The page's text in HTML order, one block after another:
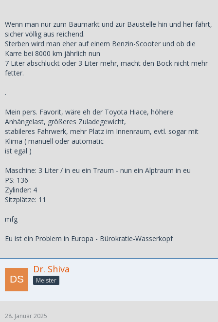
Wenn man nur zum Baumarkt und zur Baustelle hin und her fährt,
sicher völlig aus reichend.
Sterben wird man eher auf einem Benzin-Scooter und ob die
Karre bei 8000 km jährlich nun
7 Liter abschluckt oder 3 Liter mehr, macht den Bock nicht mehr
fetter.
.
Mein pers. Favorit, wäre eh der Toyota Hiace, höhere
Anhängelast, größeres Zuladegewicht,
stabileres Fahrwerk, mehr Platz im Innenraum, evtl. sogar mit
Klima ( manuell oder automatic
ist egal )
Maschine: 3 Liter / in eu ein Traum - nun ein Alptraum in eu
PS: 136
Zylinder: 4
Sitzplätze: 11
mfg
Eu ist ein Problem in Europa - Bürokratie-Wasserkopf
Dr. Shiva
Meister
28. Januar 2025